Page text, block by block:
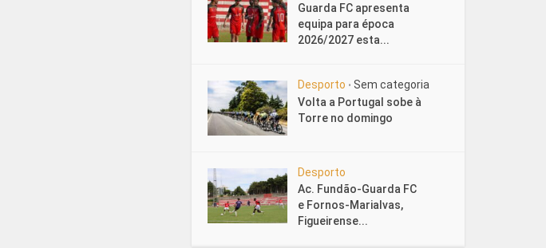
Guarda FC apresenta
equipa para época
2026/2027 esta...
Desporto • Sem categoria
Volta a Portugal sobe à
Torre no domingo
Desporto
Ac. Fundão-Guarda FC
e Fornos-Marialvas,
Figueirense...